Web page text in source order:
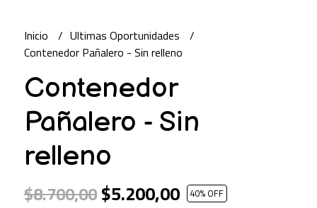
Inicio
Ultimas Oportunidades
Contenedor Pañalero - Sin relleno
Contenedor
Pañalero - Sin
relleno
$8.700,00$5.200,00 40% OFF